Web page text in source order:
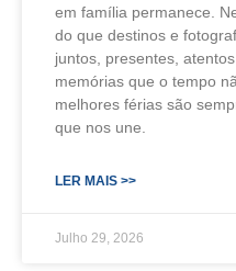
em família permanece.
do que destinos e
juntos, presentes,
memórias que o tempo
melhores férias são
que nos une.
LER MAIS >>
Julho 29, 2026